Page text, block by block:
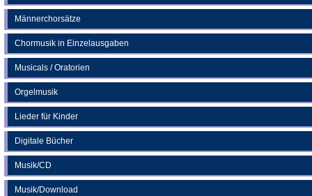
Männerchorsätze
Chormusik in Einzelausgaben
Musicals / Oratorien
Orgelmusik
Lieder für Kinder
Digitale Bücher
Musik/CD
Musik/Download